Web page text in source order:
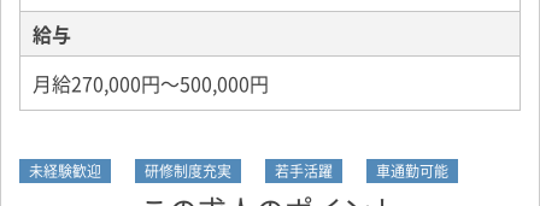
給与
月給270,000円～500,000円
未経験歓迎 研修制度充実 若手活躍 車通勤可能